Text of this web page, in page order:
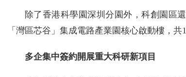
除了香港科學園深圳分園外，科創園區
「灣區芯谷」集成電路產業園核心啟動樓，共
多企集中簽約開展重大科研新項目